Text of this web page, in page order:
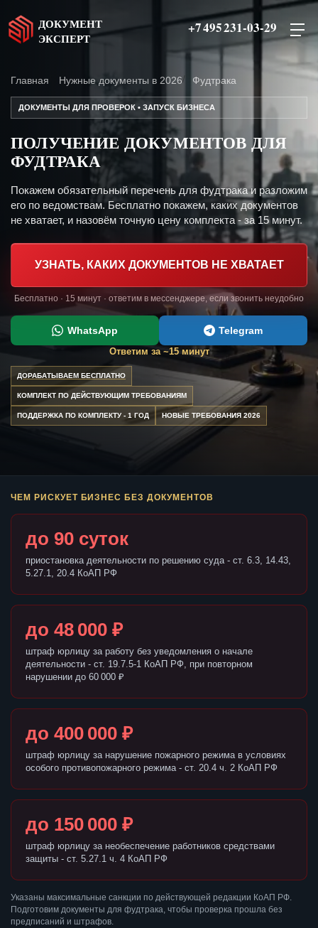
ДОКУМЕНТ
ЭКСПЕРТ
+7 495 231-03-29
Главная Нужные документы в 2026 Фудтрака
ДОКУМЕНТЫ ДЛЯ ПРОВЕРОК • ЗАПУСК БИЗНЕСА
ПОЛУЧЕНИЕ ДОКУМЕНТОВ ДЛЯ
ФУДТРАКА
Покажем обязательный перечень для фудтрака и разложим
его по ведомствам. Бесплатно покажем, каких документов
не хватает, и назовём точную цену комплекта - за 15 минут.
УЗНАТЬ, КАКИХ ДОКУМЕНТОВ НЕ ХВАТАЕТ
Бесплатно · 15 минут · ответим в мессенджере, если звонить неудобно
WhatsApp Telegram
Ответим за ~15 минут
ДОРАБАТЫВАЕМ БЕСПЛАТНО
КОМПЛЕКТ ПО ДЕЙСТВУЮЩИМ ТРЕБОВАНИЯМ
ПОДДЕРЖКА ПО КОМПЛЕКТУ - 1 ГОД НОВЫЕ ТРЕБОВАНИЯ 2026
ЧЕМ РИСКУЕТ БИЗНЕС БЕЗ ДОКУМЕНТОВ
до 90 суток
приостановка деятельности по решению суда - ст. 6.3, 14.43,
5.27.1, 20.4 КоАП РФ
до 48 000 ₽
штраф юрлицу за работу без уведомления о начале
деятельности - ст. 19.7.5-1 КоАП РФ, при повторном
нарушении до 60 000 ₽
до 400 000 ₽
штраф юрлицу за нарушение пожарного режима в условиях
особого противопожарного режима - ст. 20.4 ч. 2 КоАП РФ
до 150 000 ₽
штраф юрлицу за необеспечение работников средствами
защиты - ст. 5.27.1 ч. 4 КоАП РФ
Указаны максимальные санкции по действующей редакции КоАП РФ.
Подготовим документы для фудтрака, чтобы проверка прошла без
предписаний и штрафов.